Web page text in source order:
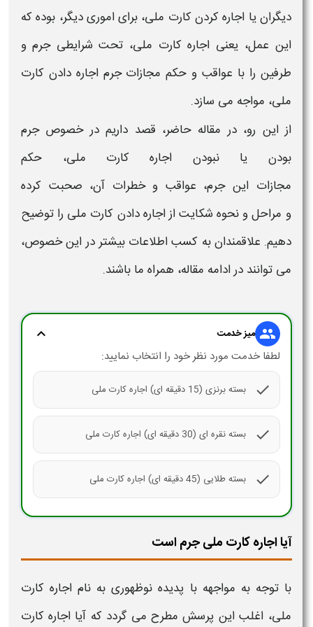
دیگران یا اجاره کردن کارت ملی، برای اموری دیگر، بوده که
این عمل، یعنی اجاره کارت ملی، تحت شرایطیجرم و
طرفین را با عواقب و حکم مجازات جرم اجاره دادن کارت
ملی، مواجه می سازد.
از این رو، در مقاله حاضر، قصد داریم در خصوصجرم
بودن یا نبودن اجاره کارت ملی، حکم
مجازات اینجرم، عواقب و خطرات آن، صحبت کرده
و مراحل و نحوه شکایت ازاجاره دادن کارت ملی​ را توضیح
دهیم. علاقمندان به کسب اطلاعات بیشتر در این خصوص،
می توانند در ادامه مقاله، همراه ما باشند.
group میز خدمت expand_more
لطفا خدمت مورد نظر خود را انتخاب نمایید:
check بسته برنزی (15 دقیقه ای) اجاره کارت ملی
check بسته نقره ای (30 دقیقه ای) اجاره کارت ملی
check بسته طلایی (45 دقیقه ای) اجاره کارت ملی
آیا اجاره کارت ملی جرم است
با توجه به مواجهه با پدیده نوظهوری به نام اجاره کارت
ملی، اغلب این پرسش مطرح می گردد که آیا اجاره کارت